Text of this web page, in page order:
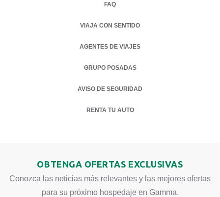
FAQ
VIAJA CON SENTIDO
AGENTES DE VIAJES
GRUPO POSADAS
AVISO DE SEGURIDAD
RENTA TU AUTO
OPENS IN A NEW TAB.
OBTENGA OFERTAS EXCLUSIVAS
Conozca las noticias más relevantes y las mejores ofertas
para su próximo hospedaje en Gamma.